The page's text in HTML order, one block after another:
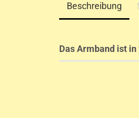
Beschreibung
Das Armband ist